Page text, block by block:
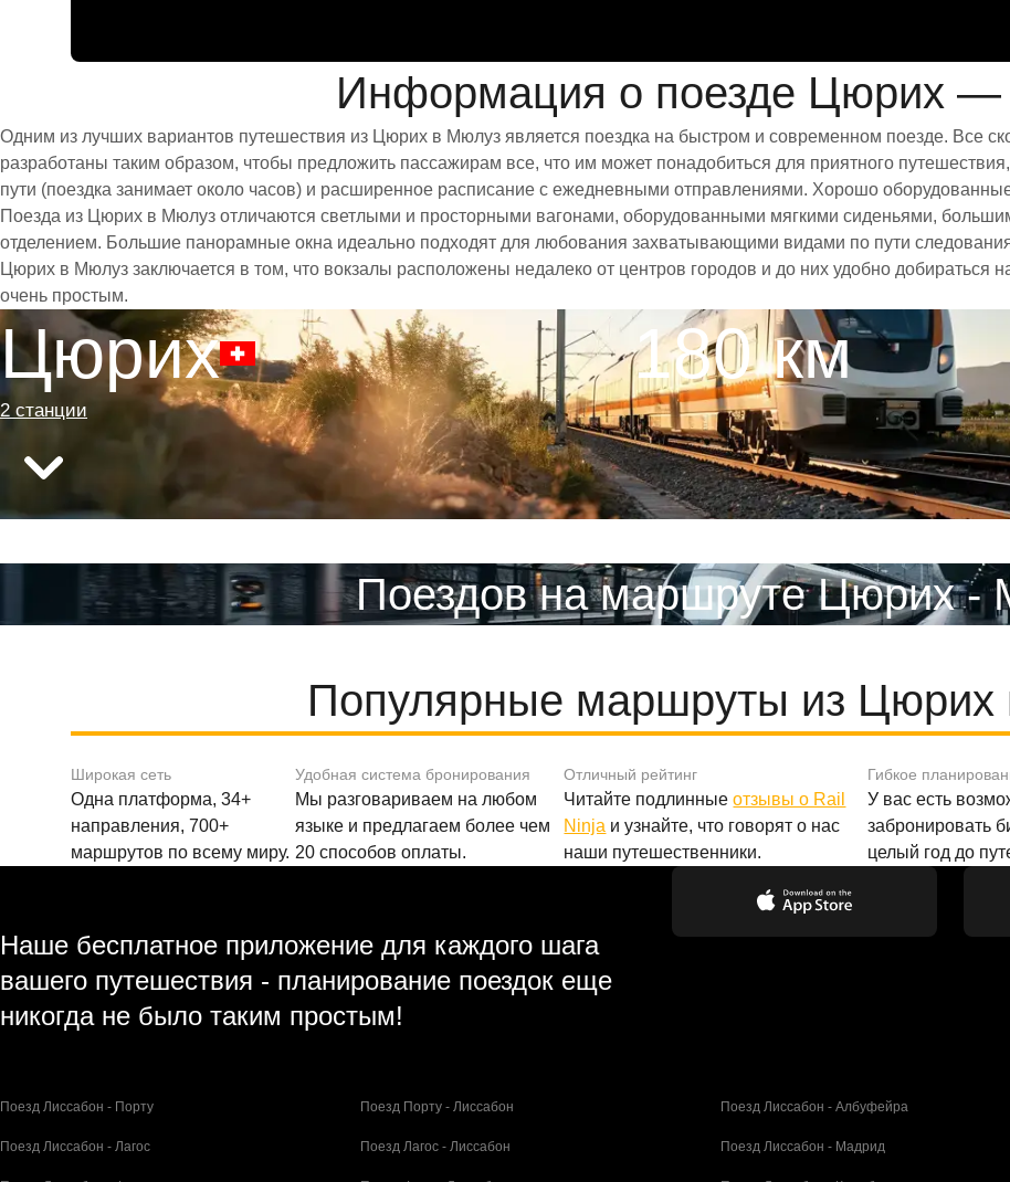
Информация о поезде Цюрих
Одним из лучших вариантов путешествия из Цюрих в Мюлуз является поездка на быстром и современном поезде. Все
разработаны таким образом, чтобы предложить пассажирам все, что им может понадобиться для приятного
пути (поездка занимает около часов) и расширенное расписание с ежедневными отправлениями. Хорошо
Поезда из Цюрих в Мюлуз отличаются светлыми и просторными вагонами, оборудованными мягкими сиденьями,
отделением. Большие панорамные окна идеально подходят для любования захватывающими видами по пути
Цюрих в Мюлуз заключается в том, что вокзалы расположены недалеко от центров городов и до них удобно добираться
очень простым.
Цюрих
2 станции
180 км
Поездов на маршруте Цюрих -
Популярные маршруты из Цюрих
Широкая сеть
Одна платформа, 34+
направления, 700+
маршрутов по всему миру.
Удобная система бронирования
Мы разговариваем на любом
языке и предлагаем более чем
20 способов оплаты.
Отличный рейтинг
Читайте подлинныеотзывы о Rail
Ninja и узнайте, что говорят о нас
наши путешественники.
Гибкое
У вас есть
забронировать
целый год до
Наше бесплатное приложение для каждого шага
вашего путешествия - планирование поездок еще
никогда не было таким простым!
Поезд Лиссабон - Порту Поезд Порту - Лиссабон Поезд Лиссабон - Албуфейра
Поезд Лиссабон - Лагос Поезд Лагос - Лиссабон Поезд Лиссабон - Мадрид